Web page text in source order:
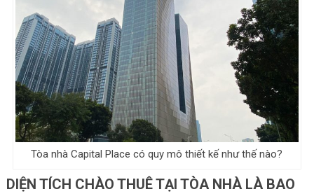
Tòa nhà Capital Place có quy mô thiết kế như thế nào?
DIỆN TÍCH CHÀO THUÊ TẠI TÒA NHÀ LÀ BAO